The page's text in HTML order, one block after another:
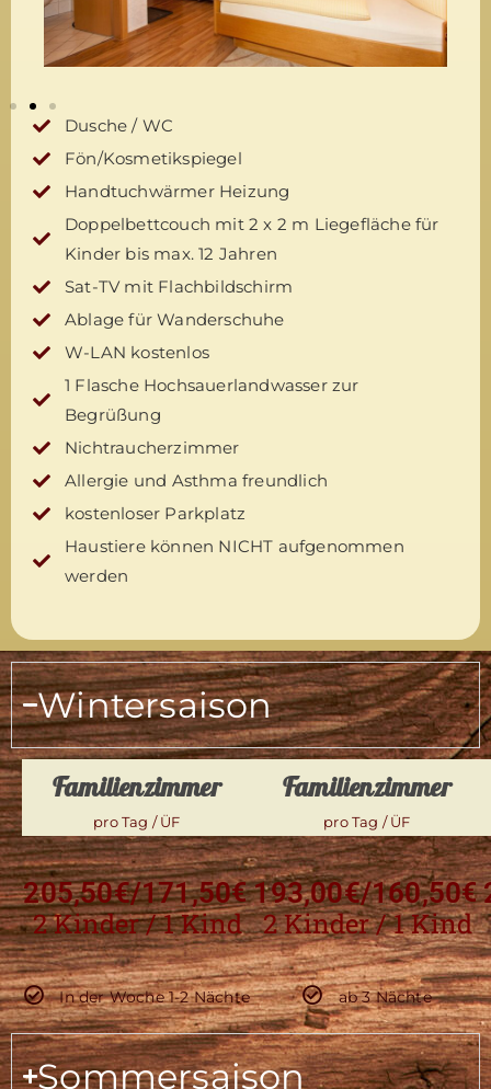
Dusche / WC
Fön/Kosmetikspiegel
Handtuchwärmer Heizung
Doppelbettcouch mit 2 x 2 m Liegefläche für
Kinder bis max. 12 Jahren
Sat-TV mit Flachbildschirm
Ablage für Wanderschuhe
W-LAN kostenlos
1 Flasche Hochsauerlandwasser zur
Begrüßung
Nichtraucherzimmer
Allergie und Asthma freundlich
kostenloser Parkplatz
Haustiere können NICHT aufgenommen
werden
Wintersaison
Familienzimmer
pro Tag / ÜF
205,50€/171,50€
2 Kinder / 1 Kind
In der Woche 1-2 Nächte
Familienzimmer
pro Tag / ÜF
193,00€/160,50€
2 Kinder / 1 Kind
ab 3 Nächte
Sommersaison